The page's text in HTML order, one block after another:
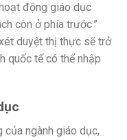
động giáo dục
còn ở phía trước.”
duyệt thị thực sẽ trở
quốc tế có thể nhập
của ngành giáo dục,